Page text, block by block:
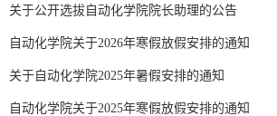
关于公开选拔自动化学院院长助理的公告
自动化学院关于2026年寒假放假安排的通知
关于自动化学院2025年暑假安排的通知
自动化学院关于2025年寒假放假安排的通知